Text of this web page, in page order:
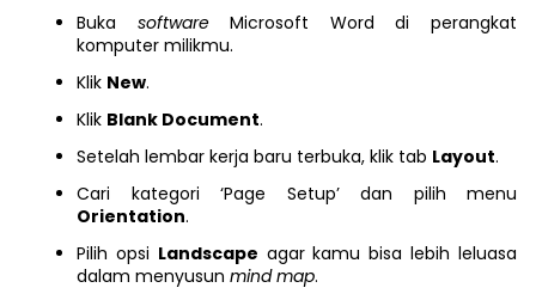
Buka softwareMicrosoft Word di perangkat
komputer milikmu.
Klik New.
Klik Blank Document.
Setelah lembar kerja baru terbuka, klik tab Layout.
Cari kategori ‘Page Setup’ dan pilih menu
Orientation.
Pilih opsi Landscape agar kamu bisa lebih leluasa
dalam menyusun mind map.